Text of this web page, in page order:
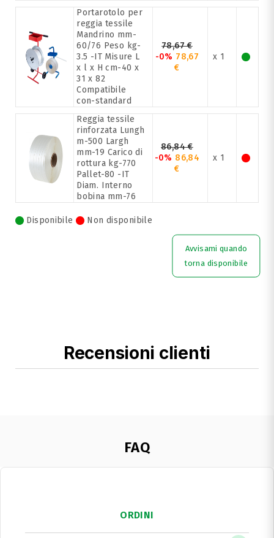
Portarotolo per
reggia tessile
Mandrino mm-
60/76 Peso kg-
3.5 -IT Misure L
x l x H cm-40 x
31 x 82
Compatibile
con-standard
78,67 €
-0% 78,67
€
x 1
Reggia tessile
rinforzata Lungh
m-500 Largh
mm-19 Carico di
rottura kg-770
Pallet-80 -IT
Diam. Interno
bobina mm-76
86,84 €
-0% 86,84
€
x 1
Disponibile Non disponibile
Avvisami quando
torna disponibile
Recensioni clienti
FAQ
ORDINI